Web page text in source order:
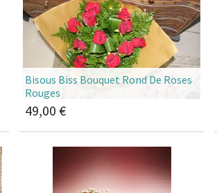
Bisous Biss Bouquet Rond De Roses
Rouges
49,00 €